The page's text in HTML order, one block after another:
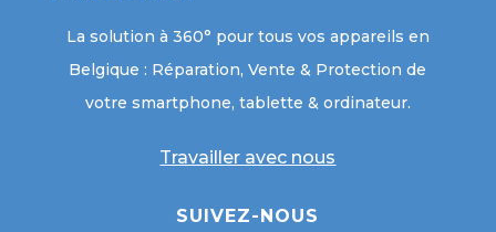
La solution à 360° pour tous vos appareils en
Belgique : Réparation, Vente & Protection de
votre smartphone, tablette & ordinateur.
Travailler avec nous
SUIVEZ-NOUS